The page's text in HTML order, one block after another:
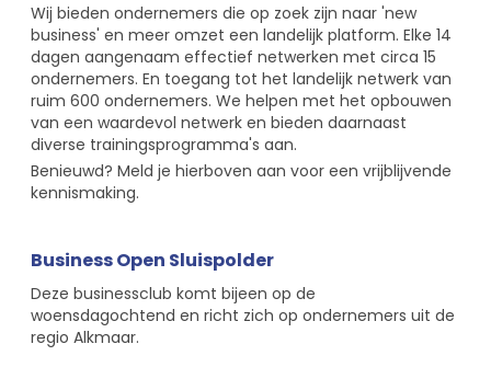
Wij bieden ondernemers die op zoek zijn naar 'new
business' en meer omzet een landelijk platform. Elke 14
dagen aangenaam effectief netwerken met circa 15
ondernemers. En toegang tot het landelijk netwerk van
ruim 600 ondernemers. We helpen met het opbouwen
van een waardevol netwerk en bieden daarnaast
diverse trainingsprogramma's aan.
Benieuwd? Meld je hierboven aan voor een vrijblijvende
kennismaking.
Business Open Sluispolder
Deze businessclub komt bijeen op de
woensdagochtend en richt zich op ondernemers uit de
regio Alkmaar.